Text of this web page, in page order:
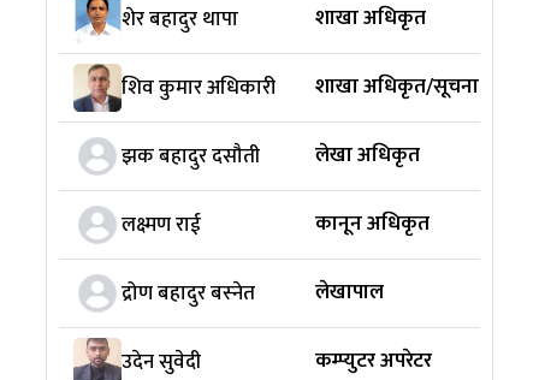
शेर बहादुर थापा शाखा अधिकृत
शिव कुमार अधिकारी शाखा अधिकृत/सूचना
झक बहादुर दसौती लेखा अधिकृत
लक्ष्मण राई कानून अधिकृत
द्रोण बहादुर बस्‍नेत लेखापाल
उदेन सुवेदी कम्प्युटर अपरेटर